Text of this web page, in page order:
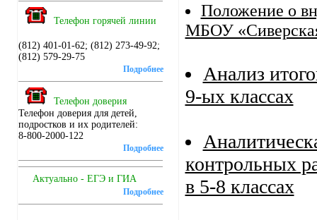
Телефон горячей линии
(812) 401-01-62; (812) 273-49-92;
(812) 579-29-75
Подробнее
Телефон доверия
Телефон доверия для детей,
подростков и их родителей:
8-800-2000-122
Подробнее
Актуально - ЕГЭ и ГИА
Подробнее
Положение о
МБОУ
Анализ
9-ых классах
контрольных
в 5-8 классах